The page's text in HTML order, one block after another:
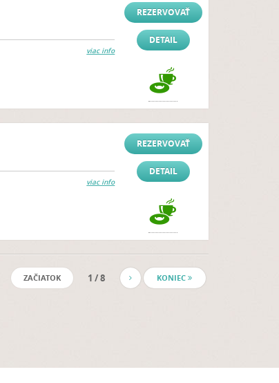
viac info
REZERVOVAŤ
DETAIL
viac info
REZERVOVAŤ
DETAIL
ZAČIATOK 1 / 8 KONIEC